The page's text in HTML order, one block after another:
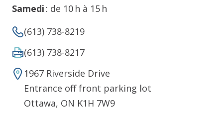
Samedi : de 10 h à 15 h
(613) 738-8219
(613) 738-8217
1967 Riverside Drive
Entrance off front parking lot
Ottawa, ON K1H 7W9